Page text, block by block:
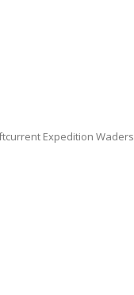
Expedition Waders